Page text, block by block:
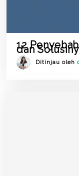
12
dan
Ditinjau oleh